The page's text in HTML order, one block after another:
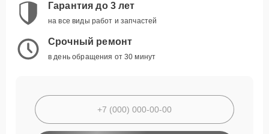
Гарантия до 3 лет
на все виды работ и запчастей
Срочный ремонт
в день обращения от 30 минут